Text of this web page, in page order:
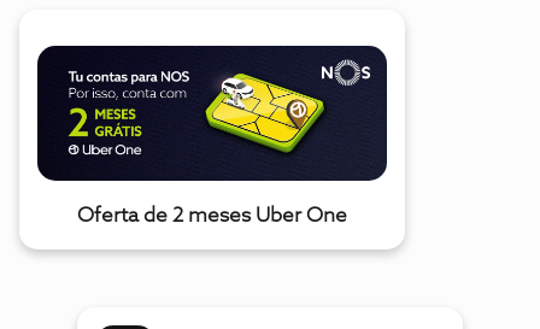
Oferta de 2 meses Uber One